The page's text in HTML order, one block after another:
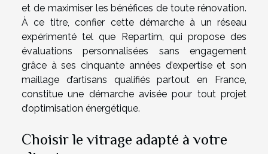
et de maximiser les bénéfices de toute rénovation.
À ce titre, confier cette démarche à un réseau
expérimenté tel que Repartim, qui propose des
évaluations personnalisées sans engagement
grâce à ses cinquante années d’expertise et son
maillage d’artisans qualifiés partout en France,
constitue une démarche avisée pour tout projet
d’optimisation énergétique.
Choisir le vitrage adapté à votre